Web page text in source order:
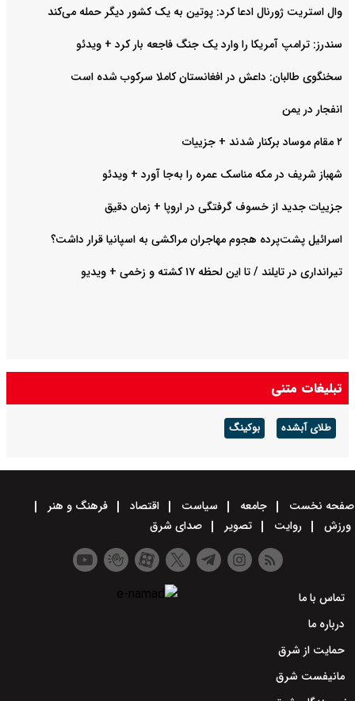
وال استریت ژورنال ادعا کرد: پوتین به یک کشور دیگر حمله می‌کند
سندرز: ترامپ آمریکا را وارد یک جنگ فاجعه بار کرد + ویدئو
سخنگوی طالبان: داعش در افغانستان کاملا سرکوب شده است
انفجار در یمن
۲ مقام موساد برکنار شدند + جزییات
شهباز شریف در مکه مناسک عمره را به‌جا آورد + ویدئو
جزییات جدید از خسوف گرفتگی در اروپا + زمان دقیق
اسرائیل پشت‌پرده هجوم مهاجران مراکشی به اسپانیا قرار داشت؟
تیرانداری در تایلند / تا این لحظه ۱۷ کشته و زخمی + ویدیو
تبلیغات متنی
طلای آبشده بوکینگ
صفحه نخست جامعه سیاست اقتصاد
فرهنگ و هنر
ورزش
روایت تصویر صدای شرق
تماس با ما
درباره ما
حمایت از شرق
مانیفست شرق